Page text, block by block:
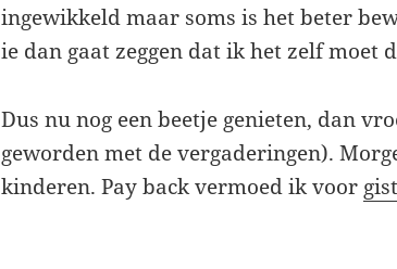
ingewikkeld maar soms is het beter
ie dan gaat zeggen dat ik het zelf moet
Dus nu nog een beetje genieten, dan
geworden met de vergaderingen).
kinderen. Pay back vermoed ik voor